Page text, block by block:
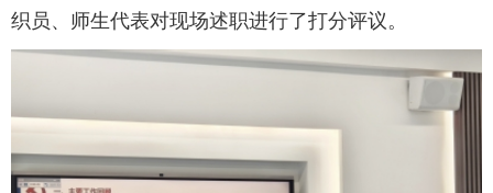
织员、师生代表对现场述职进行了打分评议。